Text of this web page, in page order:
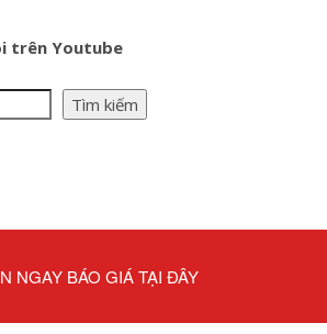
trên Youtube
Tìm kiếm
NGAY BÁO GIÁ TẠI ĐÂY